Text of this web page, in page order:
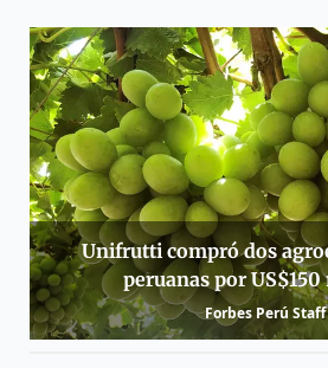
Unifrutti compró dos
peruanas por
Forbes Perú Staff